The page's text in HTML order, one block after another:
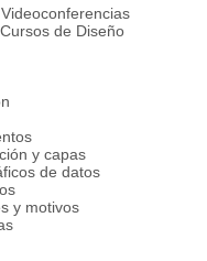
de Diseño
y capas
de datos
y motivos